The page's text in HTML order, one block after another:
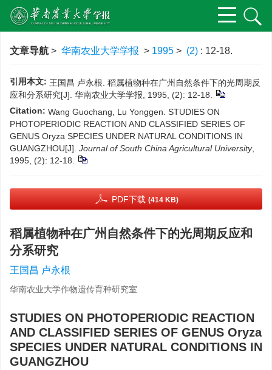
文章导航 > 华南农业大学学报 > 1995 > (2) : 12-18.
引用本文: 王国昌 卢永根. 稻属植物种在广州自然条件下的光周期反
应和分系研究[J]. 华南农业大学学报, 1995, (2): 12-18.
Citation: Wang Guochang, Lu Yonggen. STUDIES ON
PHOTOPERIODIC REACTION AND CLASSIFIED SERIES OF
GENUS Oryza SPECIES UNDER NATURAL CONDITIONS IN
GUANGZHOU[J]. Journal of South China Agricultural University,
1995, (2): 12-18.
PDF下载 (414 KB)
稻属植物种在广州自然条件下的光周期反应和
分系研究
王国昌 卢永根
华南农业大学作物遗传育种研究室
STUDIES ON PHOTOPERIODIC REACTION
AND CLASSIFIED SERIES OF GENUS Oryza
SPECIES UNDER NATURAL CONDITIONS IN
GUANGZHOU